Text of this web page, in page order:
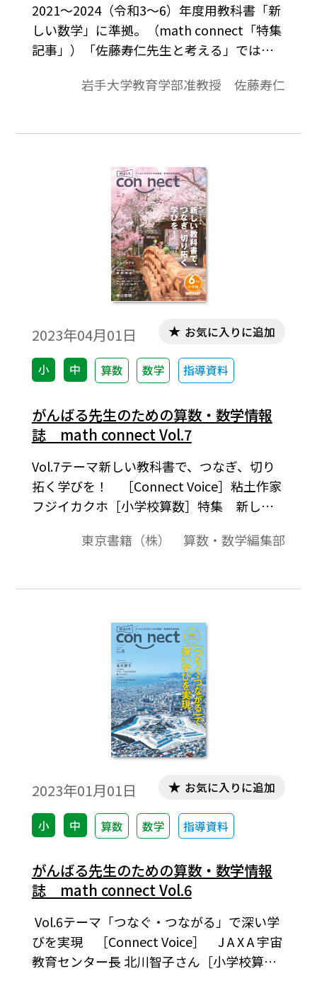
2021～2024（令和3～6）年度用教科書「新
しい数学」に準拠。（math connect「特集
記事」）「佐藤寿仁先生と考える」では、
どについて、連載していきます。現場の先生
取りにくいところかと思います。少しお時間
ませんか。（佐藤寿仁）今回は、若手の先
生からいただいた困り事について、考えて
みたいと思います。
岩手大学教育学部准教授 佐藤寿仁
2023年04月01日
小 中 算数 数学 指導資料
お気に入りに追加
がんばる先生のための算数・数学情報
誌 math connect Vol.7
Vol.7テーマ新しい教科書で、つなぎ、切り
拓く学びを！ ［Connect Voice］粘土作家
フジイカクホ［小学校算数］特集 新しい
学］新しい数学 人気 Dマークコンテンツ
度用教科書『新編 新しい算数』紹介サイト
東京書籍（株） 算数・数学編集部
2023年01月01日
小 中 算数 数学 指導資料
お気に入りに追加
がんばる先生のための算数・数学情報
誌 math connect Vol.6
Vol.6テーマ「つなぐ・つながる」で深い学
びを実現 ［Connect Voice］ J A X A 宇宙
教育センター長 北川智子さん［小学校算